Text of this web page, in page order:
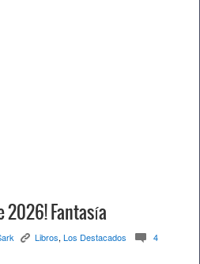
2026! Fantasía
K Libros,Los Destacados c 4